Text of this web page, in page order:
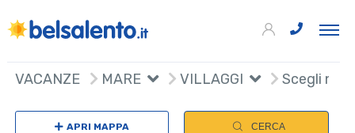
VACANZE MARE VILLAGGI Scegli
APRI MAPPA CERCA
+